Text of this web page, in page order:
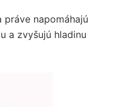
práve napomáhajú
a zvyšujú hladinu